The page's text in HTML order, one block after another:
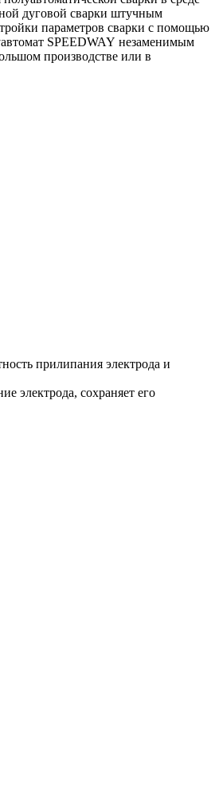
дуговой сварки штучным
параметров сварки с помощью
SPEEDWAY незаменимым
производстве или в
прилипания электрода и
электрода, сохраняет его